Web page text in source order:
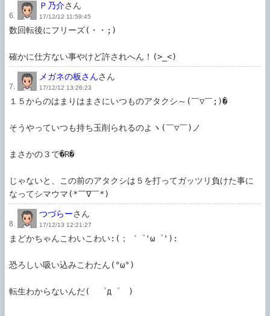
6.
Ｐ乃介さん
17/12/12 11:59:45
数回転後にフリーズ(・・;)
確かに仕方ない事やけど許されへん！(>_<)
7.
メガネの板さんさん
17/12/12 13:26:23
１５からのはまりはまさにいつものアタクシ～(￣▽￣;)�
そうやっていつも持ち玉削られるのよヽ(￣▽￣)ノ
まさかの３で�R�
じゃないと、この前のアタクシは５を打ってガッツリ負けた事に
なってシマウマ(*￣∇￣*)
8.
つづらーさん
17/12/13 12:21:27
まどかちゃんこわいこわい:(；゛゜'ω゜'):
恐ろしい吸い込みこわたん(°ω°)
転生わからないんだ(　゜д゜　)